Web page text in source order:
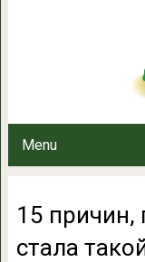
Menu
15
стала